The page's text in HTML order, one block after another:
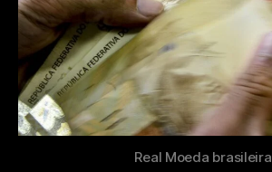
Real Moeda brasileira